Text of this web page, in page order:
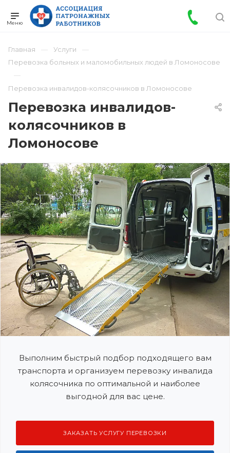
Главная
Услуги
Перевозка больных и маломобильных людей в Ломоносове
Перевозка инвалидов-колясочников в Ломоносове
Перевозка инвалидов-
колясочников в
Ломоносове
Выполним быстрый подбор подходящего вам
транспорта и организуем перевозку инвалида
колясочника по оптимальной и наиболее
выгодной для вас цене.
ЗАКАЗАТЬ УСЛУГУ ПЕРЕВОЗКИ